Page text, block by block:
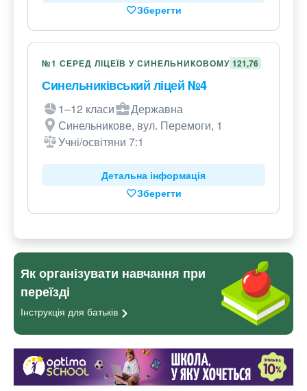
Зберегти
№1 СЕРЕД ЛІЦЕЇВ У СИНЕЛЬНИКОВОМУ 121,76
Синельниківський ліцей №4
1–12 класи
Державна
Синельникове, вул. Перемоги, 1
Учні/освітяни 7:1
Детальна інформація
Зберегти
Як організувати навчання при
переїзді
Інструкція для батьків